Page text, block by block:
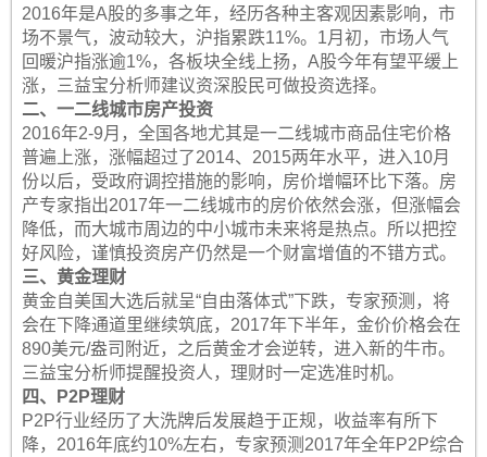
2016年是A股的多事之年，经历各种主客观因素影响，市
场不景气，波动较大，沪指累跌11%。1月初，市场人气
回暖沪指涨逾1%，各板块全线上扬，A股今年有望平缓上
涨，三益宝分析师建议资深股民可做投资选择。
二、一二线城市房产投资
2016年2-9月，全国各地尤其是一二线城市商品住宅价格
普遍上涨，涨幅超过了2014、2015两年水平，进入10月
份以后，受政府调控措施的影响，房价增幅环比下落。房
产专家指出2017年一二线城市的房价依然会涨，但涨幅会
降低，而大城市周边的中小城市未来将是热点。所以把控
好风险，谨慎投资房产仍然是一个财富增值的不错方式。
三、黄金理财
黄金自美国大选后就呈“自由落体式”下跌，专家预测，将
会在下降通道里继续筑底，2017年下半年，金价价格会在
890美元/盎司附近，之后黄金才会逆转，进入新的牛市。
三益宝分析师提醒投资人，理财时一定选准时机。
四、P2P理财
P2P行业经历了大洗牌后发展趋于正规，收益率有所下
降，2016年底约10%左右，专家预测2017年全年P2P综合